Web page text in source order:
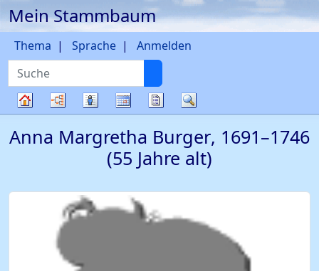
Weiter zu Hauptseite
Mein Stammbaum
Suche
Thema Sprache Anmelden
Diagramme
Listen KalenderBerichte
Anna Margretha Burger, 1691–1746
(55 Jahre alt)